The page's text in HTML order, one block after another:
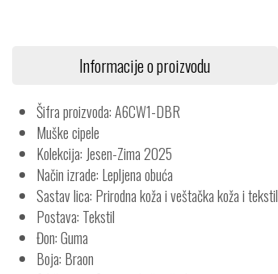
Informacije o proizvodu
Šifra proizvoda: A6CW1-DBR
Muške cipele
Kolekcija: Jesen-Zima 2025
Način izrade: Lepljena obuća
Sastav lica: Prirodna koža i veštačka koža i tekstil
Postava: Tekstil
Đon: Guma
Boja: Braon